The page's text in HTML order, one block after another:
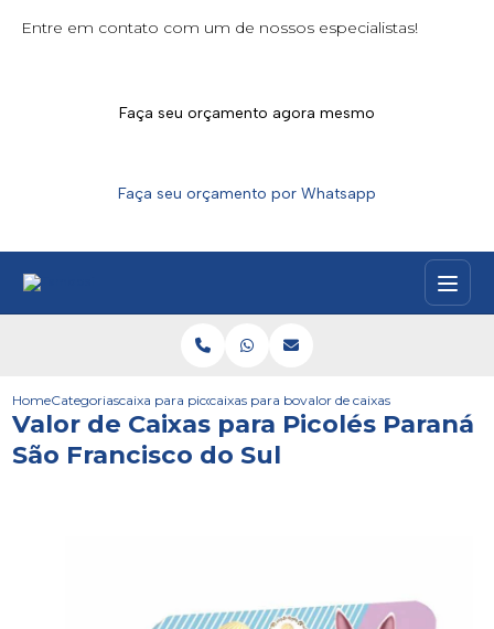
Entre em contato com um de nossos especialistas!
Faça seu orçamento agora mesmo
Faça seu orçamento por Whatsapp
HomeCategoriascaixa para picolescaixas para bombom gelado
valor de caixas para picoles
Valor de Caixas para Picolés Paraná
São Francisco do Sul